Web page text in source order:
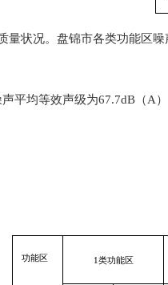
状况。盘锦市各类功能区噪
平均等效声级为67.7dB（A
功能区 1类功能区